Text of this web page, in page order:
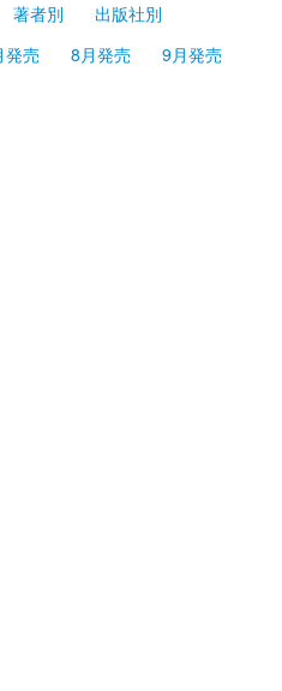
著者別
出版社別
発売 8月発売
9月発売